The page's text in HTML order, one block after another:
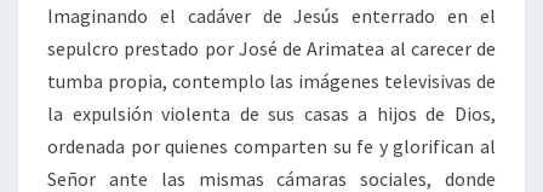
Imaginando el cadáver de Jesús enterrado en el
sepulcro prestado por José de Arimatea al carecer de
tumba propia, contemplo las imágenes televisivas de
la expulsión violenta de sus casas a hijos de Dios,
ordenada por quienes comparten su fe y glorifican al
Señor ante las mismas cámaras sociales, donde